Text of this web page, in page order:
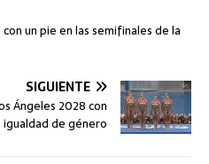
con un pie en las semifinales de la
SIGUIENTE
Ángeles 2028 con
igualdad de género